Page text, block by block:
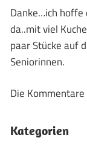
Danke…ich hoffe
da..mit viel
paar Stücke auf
Seniorinnen.
Die
Kategorien